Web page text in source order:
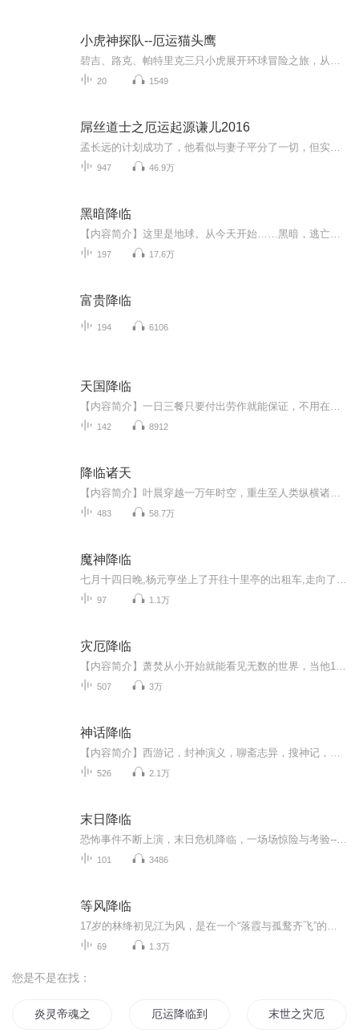
小虎神探队--厄运猫头鹰
20 1549
屌丝道士之厄运起源谦儿2016
947 46.9万
黑暗降临
197 17.6万
富贵降临
194 6106
天国降临
142 8912
降临诸天
483 58.7万
魔神降临
97 1.1万
灾厄降临
507 3万
神话降临
526 2.1万
末日降临
101 3486
等风降临
69 1.3万
您是不是在找：
炎灵帝魂之末日降临 厄运降临到我身边 末世之灾厄降临